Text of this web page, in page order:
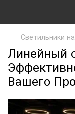
Светильники
Линейный
Вашего